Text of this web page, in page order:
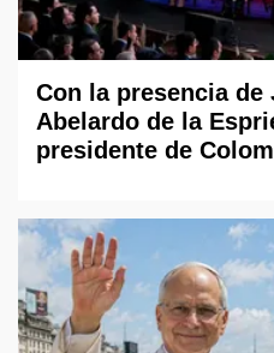
Con la presencia de
Abelardo de la
presidente de